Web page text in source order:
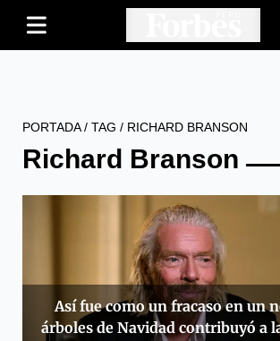
PORTADA/ TAG / RICHARD BRANSON
Richard Branson
Así fue como un fracaso en un
árboles de Navidad contribuyó a